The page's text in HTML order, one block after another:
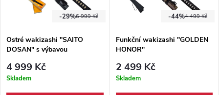
6 999 Kč
-29%
Ostré wakizashi "SAITO
DOSAN" s výbavou
4 999 Kč
Skladem
4 499 Kč
-44%
Funkční wakizashi "GOLDEN
HONOR"
2 499 Kč
Skladem